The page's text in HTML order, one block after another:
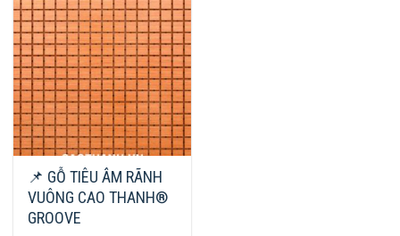
📌 GỖ TIÊU ÂM RÃNH
VUÔNG CAO THANH®
GROOVE